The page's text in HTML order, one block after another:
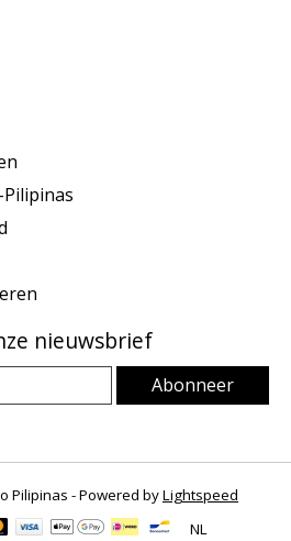
nieuwsbrief
Abonneer
Pilipinas - Powered byLightspeed
NL